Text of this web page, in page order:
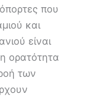
που
και
είναι
ορατότητα
των